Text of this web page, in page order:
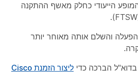
הייעודי כחלק מאשף ההתקנה
והשלם אותה מאוחר יותר
הברכה כדי
ליצור הזמנת Cisco